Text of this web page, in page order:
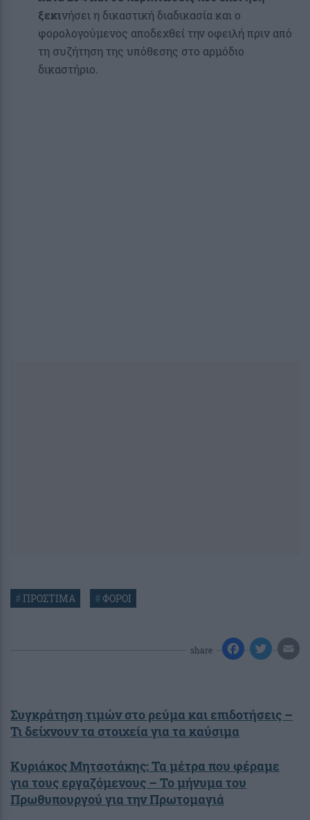
ξεκινήσει η δικαστική διαδικασία και ο
φορολογούμενος αποδεχθεί την οφειλή πριν από
τη συζήτηση της υπόθεσης στο αρμόδιο
δικαστήριο.
#ΠΡΟΣΤΙΜΑ #ΦΟΡΟΙ
share
Συγκράτηση τιμών στο ρεύμα και επιδοτήσεις –
Τι δείχνουν τα στοιχεία για τα καύσιμα
Κυριάκος Μητσοτάκης: Τα μέτρα που φέραμε
για τους εργαζόμενους – Το μήνυμα του
Πρωθυπουργού για την Πρωτομαγιά